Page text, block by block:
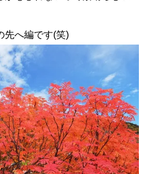
先へ編です(笑)